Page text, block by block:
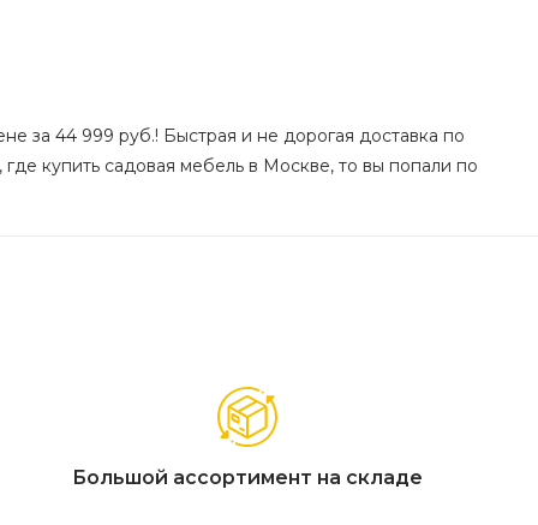
за 44 999 руб.! Быстрая и не дорогая доставка по
купить садовая мебель в Москве, то вы попали по
Большой ассортимент на складе